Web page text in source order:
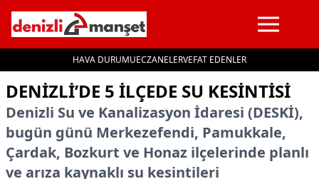
HAVA DURUMUECZANELERVEFAT EDENLER
İçeriğe geç
DENIZLI’DE 5 ILÇEDE SU KESINTISI
Denizli Su ve Kanalizasyon İdaresi (DESKİ),
bugün günü Merkezefendi, Pamukkale,
Çardak, Bozkurt ve Honaz ilçelerinde planlı
ve arıza kaynaklı su kesintileri